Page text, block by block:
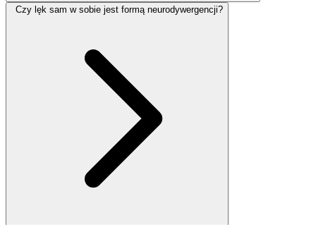
Czy lęk sam w sobie jest formą neurodywergencji?